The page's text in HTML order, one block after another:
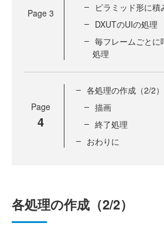
Page 3
ピラミッド形に積
DXUTのUIの処理
毎フレームごとに
処理
Page
4
各処理の作成（2/2）
描画
終了処理
おわりに
各処理の作成（2/2）